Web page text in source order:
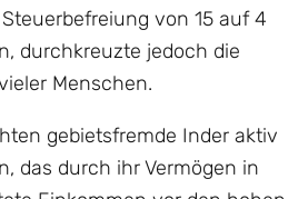
von 15 auf 4
durchkreuzte jedoch die
Menschen.
gebietsfremde Inder aktiv
das durch ihr Vermögen in